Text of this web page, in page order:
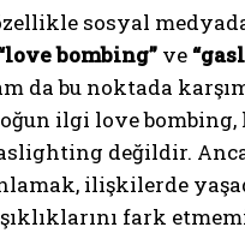
sosyal
bombing” ve
da bu noktada
ilgi love bombing,
değildir.
ilişkilerde
fark